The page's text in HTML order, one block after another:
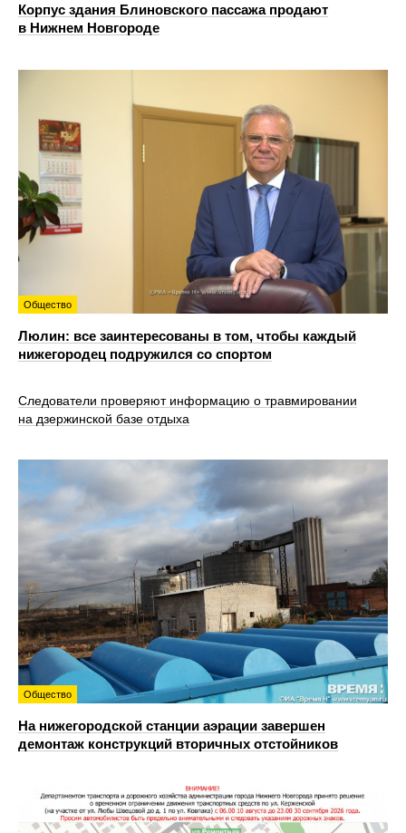
Корпус здания Блиновского пассажа продают
в Нижнем Новгороде
Общество
Люлин: все заинтересованы в том, чтобы каждый
нижегородец подружился со спортом
Следователи проверяют информацию о травмировании
на дзержинской базе отдыха
Общество
На нижегородской станции аэрации завершен
демонтаж конструкций вторичных отстойников